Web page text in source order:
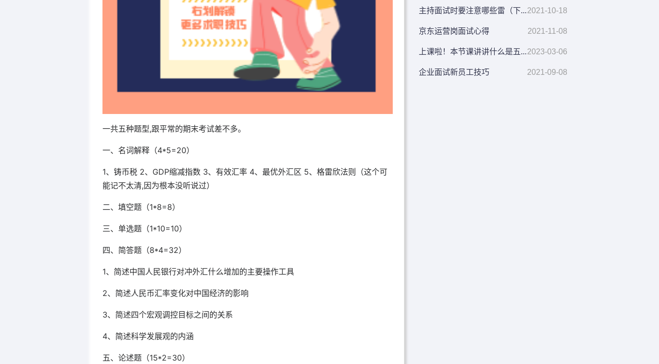
一共五种题型,跟平常的期末考试差不多。
一、名词解释（4*5=20）
1、铸币税 2、GDP缩减指数 3、有效汇率 4、最优外汇区 5、格雷欣法则（这个可
能记不太清,因为根本没听说过）
二、填空题（1*8=8）
三、单选题（1*10=10）
四、简答题（8*4=32）
1、简述中国人民银行对冲外汇什么增加的主要操作工具
2、简述人民币汇率变化对中国经济的影响
3、简述四个宏观调控目标之间的关系
4、简述科学发展观的内涵
五、论述题（15*2=30）
主持面试时要注意哪些雷（下...2021-10-18
京东运营岗面试心得 2021-11-08
上课啦！本节课讲讲什么是五...2023-03-06
企业面试新员工技巧 2021-09-08